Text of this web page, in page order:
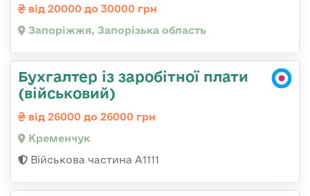
від 20000 до 30000 грн
Запоріжжя, Запорізька область
Бухгалтер із заробітної плати
(військовий)
від 26000 до 26000 грн
Кременчук
Військова частина А1111